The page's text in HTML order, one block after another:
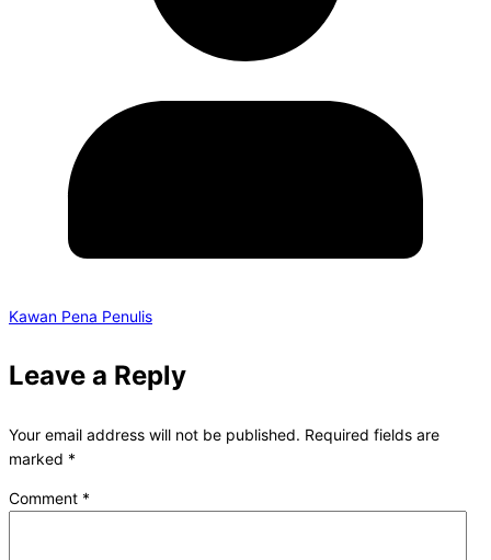
Kawan Pena Penulis
Leave a Reply
Your email address will not be published. Required fields are
marked *
Comment *